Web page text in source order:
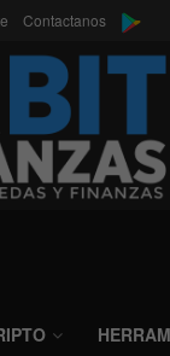
Contactanos